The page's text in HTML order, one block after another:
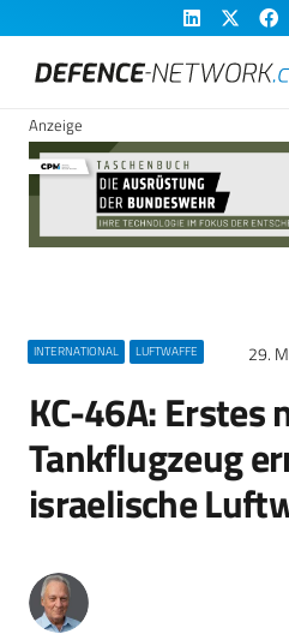
Anzeige
INTERNATIONAL LUFTWAFFE 29.
KC-46A: Erstes
Tankflugzeug
israelische